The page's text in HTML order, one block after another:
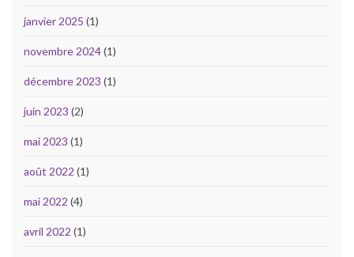
janvier 2025 (1)
novembre 2024(1)
décembre 2023 (1)
juin 2023 (2)
mai 2023 (1)
août 2022 (1)
mai 2022 (4)
avril 2022 (1)